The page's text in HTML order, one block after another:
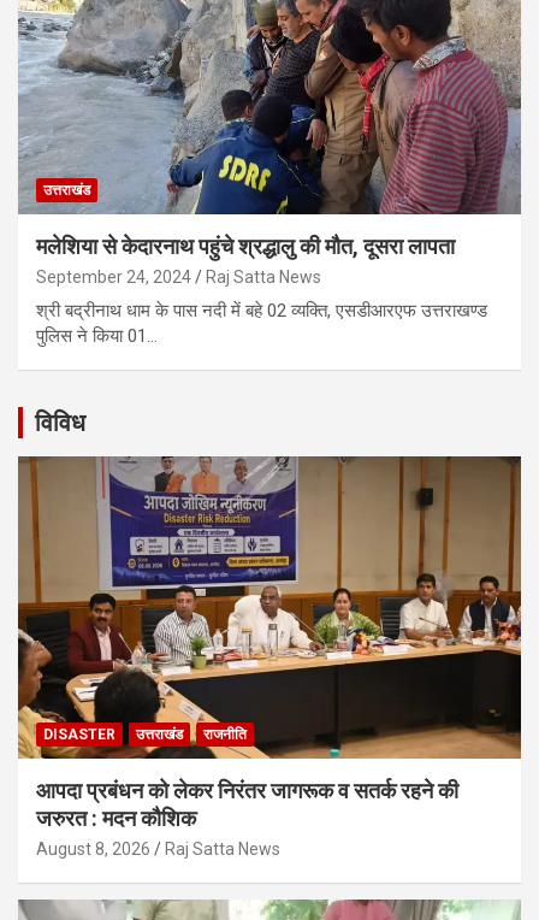
उत्तराखंड
मलेशिया से केदारनाथ पहुंचे श्रद्धालु की मौत, दूसरा लापता
September 24, 2024 Raj Satta News
श्री बद्रीनाथ धाम के पास नदी में बहे 02 व्यक्ति, एसडीआरएफ उत्तराखण्ड
पुलिस ने किया 01…
विविध
DISASTER उत्तराखंड राजनीति
आपदा प्रबंधन को लेकर निरंतर जागरूक व सतर्क रहने की
जरुरत : मदन कौशिक
August 8, 2026 Raj Satta News